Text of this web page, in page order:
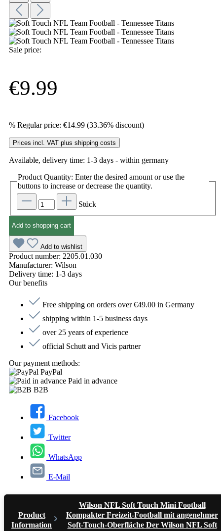
Sale price:
€9.99
% Regular price: €14.99 (33.36% discount)
Prices incl. VAT plus shipping costs
Available, delivery time: 1-3 days - within germany
Product Quantity: Enter the desired amount or use the
buttons to increase or decrease the quantity.
Stück
Add to shopping cart
Add to wishlist
Product number: 2205.01.030
Manufacturer: Wilson
Delivery time: 1-3 days
Our benefits
Free shipping on orders over €49.00 in Germany
shipping within 1-5 business days
over 25 years of experience
official Schutt and Vicis partner
Our payment methods:
PayPal
Paid in advance
B2B
Facebook
Twitter
WhatsApp
E-Mail
Product
Information
Wilson NFL Soft Touch Mini Football
Kompakter Freizeit-Football mit angenehmer
Soft-Touch-Oberfläche Der Wilson NFL Soft